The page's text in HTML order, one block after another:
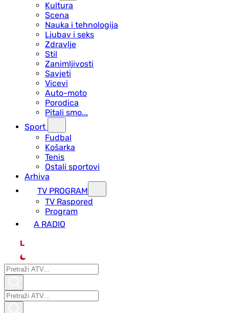
Kultura
Scena
Nauka i tehnologija
Ljubav i seks
Zdravlje
Stil
Zanimljivosti
Savjeti
Vicevi
Auto-moto
Porodica
Pitali smo...
Sport
Fudbal
Košarka
Tenis
Ostali sportovi
Arhiva
TV PROGRAM
ТV Raspored
Program
A RADIO
L